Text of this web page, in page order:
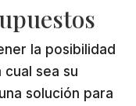
la posibilidad
cual sea su
solución para